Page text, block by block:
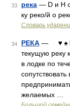
33 река — D и H
ку реко/й о
Словарь
34 РЕКА — ♥ ♠
текущую реку
в лодке по
желаемых …